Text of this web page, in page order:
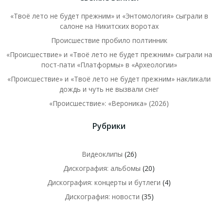
«Твоё лето не будет прежним» и «Энтомология» сыграли в
салоне на Никитских воротах
Происшествие пробило полтинник
«Происшествие» и «Твоё лето не будет прежним» сыграли на
пост-пати «Платформы» в «Археологии»
«Происшествие» и «Твоё лето не будет прежним» накликали
дождь и чуть не вызвали снег
«Происшествие»: «Вероника» (2026)
Рубрики
Видеоклипы (26)
Дискография: альбомы (20)
Дискография: концерты и бутлеги (4)
Дискография: новости (35)